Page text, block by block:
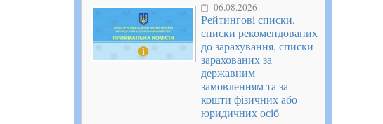
06.08.2026
Рейтингові списки,
списки рекомендованих
до зарахування, списки
зарахованих за
державним
замовленням та за
кошти фізичних або
юридичних осіб